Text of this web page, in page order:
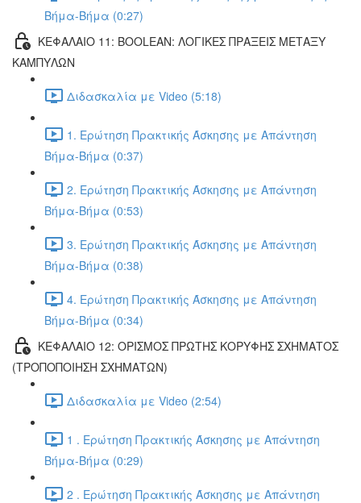
Βήμα-Βήμα (0:27)
ΚΕΦΑΛΑΙΟ 11: BOOLEAN: ΛΟΓΙΚΕΣ ΠΡΑΞΕΙΣ ΜΕΤΑΞΥ
ΚΑΜΠΥΛΩΝ
Διδασκαλία με Video (5:18)
1. Ερώτηση Πρακτικής Άσκησης με Απάντηση
Βήμα-Βήμα (0:37)
2. Ερώτηση Πρακτικής Άσκησης με Απάντηση
Βήμα-Βήμα (0:53)
3. Ερώτηση Πρακτικής Άσκησης με Απάντηση
Βήμα-Βήμα (0:38)
4. Ερώτηση Πρακτικής Άσκησης με Απάντηση
Βήμα-Βήμα (0:34)
ΚΕΦΑΛΑΙΟ 12: ΟΡΙΣΜΟΣ ΠΡΩΤΗΣ ΚΟΡΥΦΗΣ ΣΧΗΜΑΤΟΣ
(ΤΡΟΠΟΠΟΙΗΣΗ ΣΧΗΜΑΤΩΝ)
Διδασκαλία με Video (2:54)
1 . Ερώτηση Πρακτικής Άσκησης με Απάντηση
Βήμα-Βήμα (0:29)
2 . Ερώτηση Πρακτικής Άσκησης με Απάντηση